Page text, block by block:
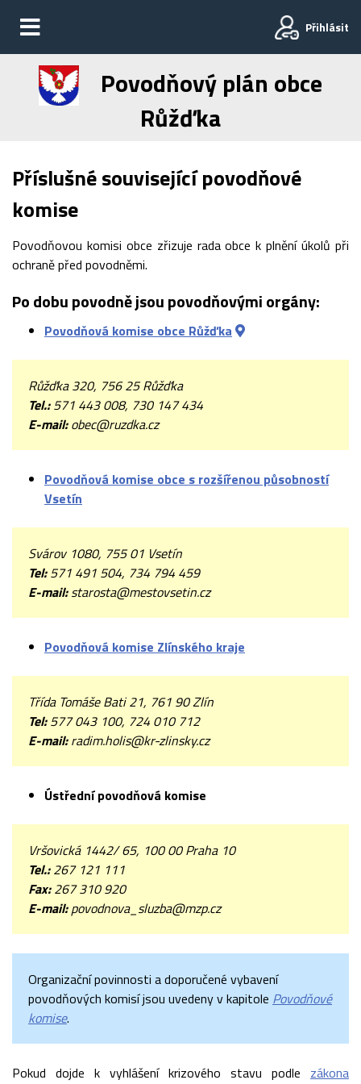
Přihlásit
Povodňový plán obce
Růžďka
Příslušné související povodňové
komise
Povodňovou komisi obce zřizuje rada obce k plnění úkolů při
ochraně před povodněmi.
Po dobu povodně jsou povodňovými orgány:
Povodňová komise obce Růžďka
Růžďka 320, 756 25 Růžďka
Tel.:571 443 008, 730 147 434
E-mail:obec@ruzdka.cz
Povodňová komise obce s rozšířenou působností
Vsetín
Svárov 1080, 755 01 Vsetín
Tel:571 491 504, 734 794 459
E-mail:starosta@mestovsetin.cz
Povodňová komise Zlínského kraje
Třída Tomáše Bati 21, 761 90 Zlín
Tel:577 043 100, 724 010 712
E-mail:radim.holis@kr-zlinsky.cz
Ústřední povodňová komise
Vršovická 1442/ 65, 100 00 Praha 10
Tel.:267 121 111
Fax:267 310 920
E-mail:povodnova_sluzba@mzp.cz
Organizační povinnosti a doporučené vybavení
povodňových komisí jsou uvedeny v kapitole Povodňové
komise.
Pokud dojde k vyhlášení krizového stavu podle zákona